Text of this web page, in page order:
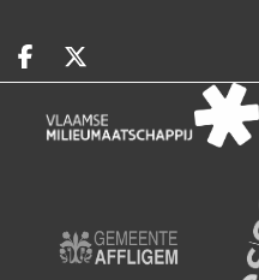
Deel op facebook
Deel op X